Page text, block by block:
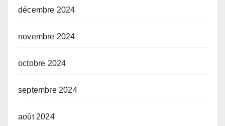
décembre 2024
novembre 2024
octobre 2024
septembre 2024
août 2024